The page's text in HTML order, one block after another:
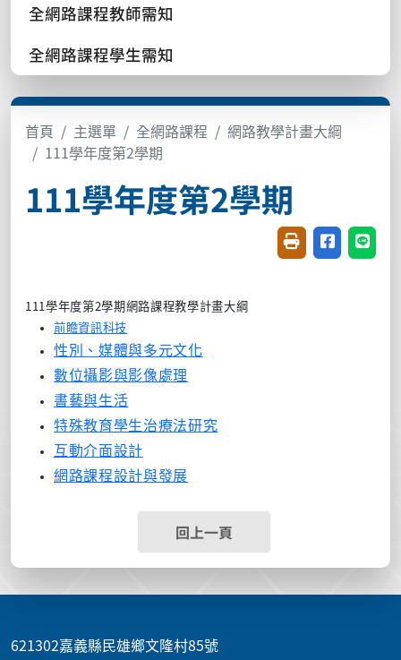
全網路課程教師需知
全網路課程學生需知
首頁 主選單 全網路課程
網路教學計畫大綱
111學年度第2學期
111學年度第2學期
友善列印(開新視
分享至臉書
分享
111學年度第2學期網路課程教學計畫大綱
前瞻資訊科技
性別、媒體與多元文化
數位攝影與影像處理
書藝與生活
特殊教育學生治療法研究
互動介面設計
網路課程設計與發展
回上一頁
621302嘉義縣民雄鄉文隆村85號